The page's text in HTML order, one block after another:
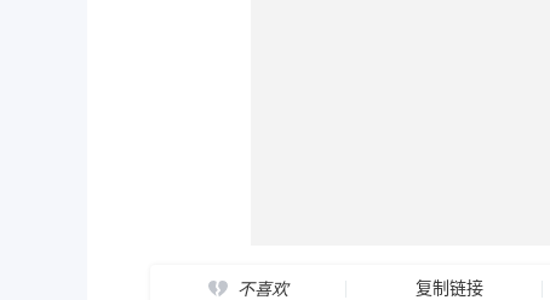
不喜欢 复制链接